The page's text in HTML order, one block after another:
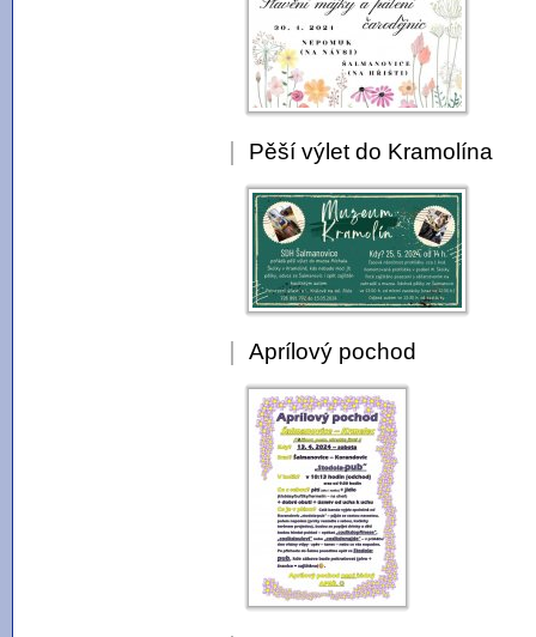
Pěší výlet do Kramolína
Aprílový pochod